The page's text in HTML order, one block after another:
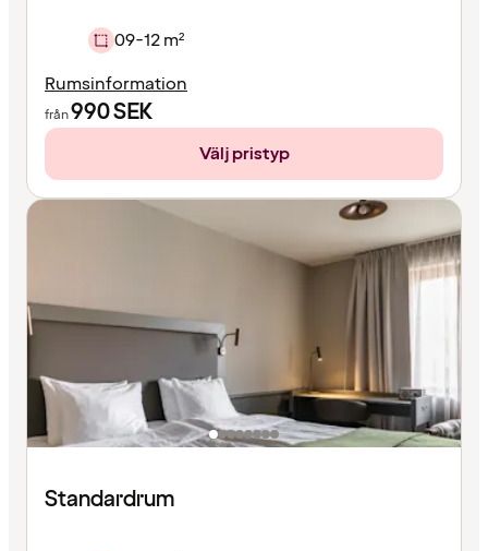
09-12 m²
Rumsinformation
från990SEK
Välj pristyp
Standardrum